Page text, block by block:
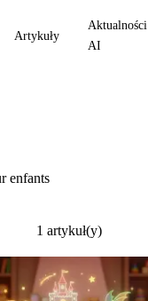
Artykuły
Aktualności
AI
enfants
1 artykuł(y)